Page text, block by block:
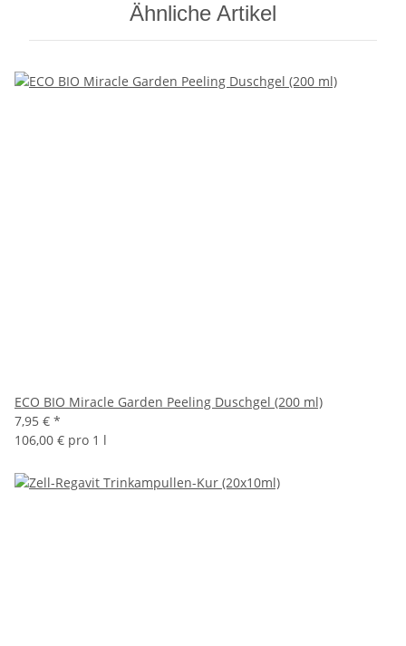
Ähnliche Artikel
ECO BIO Miracle Garden Peeling Duschgel (200 ml)
7,95 € *
106,00 € pro 1 l